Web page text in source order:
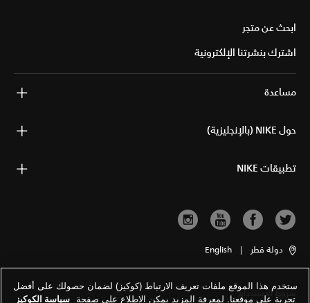
ابحث عن متجر
اشترك بنشرتنا الإلكترونية
مساعدة
حول NIKE (بالإنجليزية)
تطبيقات NIKE
دولة قطر |
English
شروط الاستخدام
ستخدم هذا الموقع ملفات تعريف الارتباط (كوكيز) لضمان حصولك على أفضل
تجربة على موقعنا. لمعرفة المزيد يمكن الاطلاع على صفحة سياسة الكوكيز